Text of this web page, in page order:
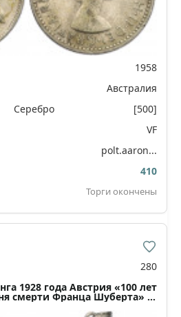
1958
Австралия
Серебро
[500]
VF
polt.aaron...
410
Торги окончены
280
1928 года Австрия «100 лет
смерти Франца Шуберта» (В